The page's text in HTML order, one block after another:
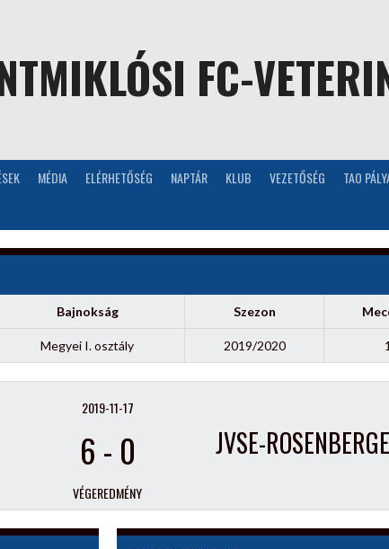
FC-
MÉDIA ELÉRHETŐSÉG NAPTÁR KLUB VEZETŐSÉG TAO
Bajnokság Szezon
Megyei I. osztály 2019/2020
JVSE-
2019-11-17
6 - 0
VÉGEREDMÉNY